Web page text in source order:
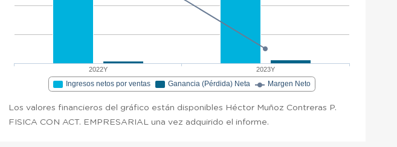
2022Y 2023Y
Ingresos netos por ventas Ganancia (Pérdida) Neta Margen Neto
Los valores financieros del gráfico están disponibles Héctor Muñoz Contreras P.
FISICA CON ACT. EMPRESARIAL una vez adquirido el informe.